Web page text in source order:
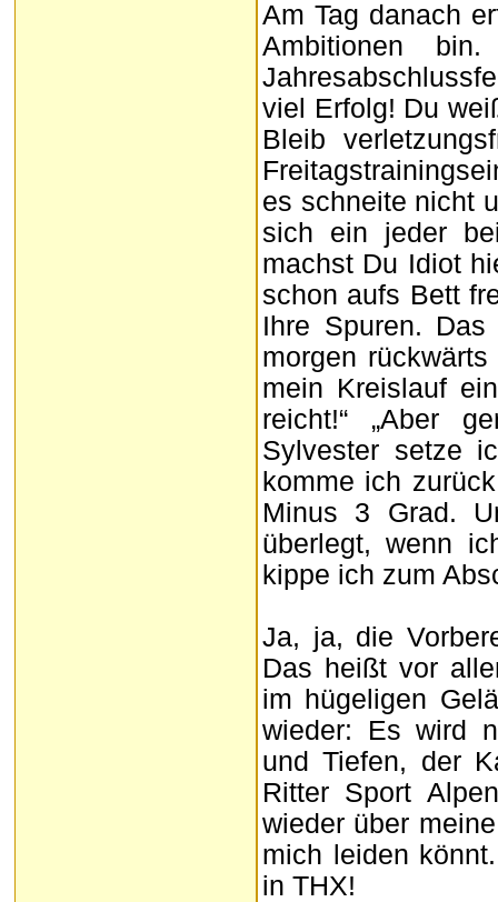
Am Tag danach
Ambitionen
viel Erfolg! Du
Bleib
es schneite nicht
sich ein jeder
machst Du Idiot
schon aufs Bett
Ihre Spuren.
morgen
mein Kreislauf
reicht!“ „Aber
Sylvester setze
komme ich
Minus 3 Grad.
überlegt, wenn
kippe ich zum
Ja, ja, die
Das heißt vor
im hügeligen
wieder: Es wird
und Tiefen, der
Ritter Sport
wieder über
mich leiden
in THX!